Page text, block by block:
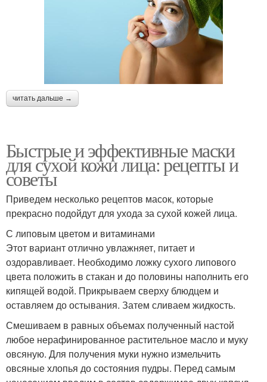
читать дальше →
Быстрые и эффективные маски
для сухой кожи лица: рецепты и
советы
Приведем несколько рецептов масок, которые
прекрасно подойдут для ухода за сухой кожей лица.
С липовым цветом и витаминами
Этот вариант отлично увлажняет, питает и
оздоравливает. Необходимо ложку сухого липового
цвета положить в стакан и до половины наполнить его
кипящей водой. Прикрываем сверху блюдцем и
оставляем до остывания. Затем сливаем жидкость.
Смешиваем в равных объемах полученный настой
любое нерафинированное растительное масло и муку
овсяную. Для получения муки нужно измельчить
овсяные хлопья до состояния пудры. Перед самым